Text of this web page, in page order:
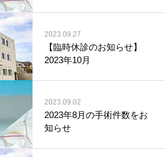
2023.09.27
【臨時休診のお知らせ】
2023年10月
2023.09.02
2023年8月の手術件数をお
知らせ